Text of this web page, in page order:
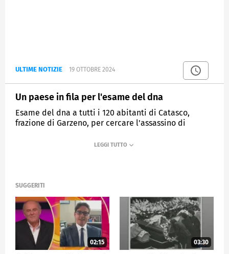
ULTIME NOTIZIE 19 OTTOBRE 2024
Un paese in fila per l'esame del dna
Esame del dna a tutti i 120 abitanti di Catasco,
frazione di Garzeno, per cercare l'assassino di
SUGGERITI
02:15 03:30